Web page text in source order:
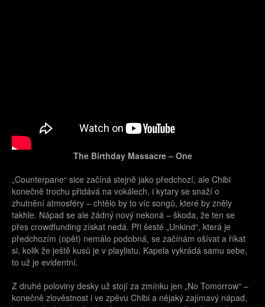
The Birthday Massacre – One
„Counterpane“ sice začíná stejně jako předchozí, ale Chibi
konečně trochu přidává na vokálech, i kytary se snaží o
zhutnění atmosféry – chtělo by to víc songů, které by zněly
takhle. Nápad se ale žádný nový nekoná – škoda, že ten se
přes crowdfunding získat nedá. Při šesté „Unkind“, která je
předchozím (opět) nemálo podobná, se začínám ošívat a říkat
si, kolik že ještě kusů je v playlistu. Kapela vykrádá samu sebe,
to už je evidentní.
Z druhé poloviny desky už stojí za zmínku jen „No Tomorrow“ –
konečně zlověstnost i ve zpěvu Chibi a nějaký zajímavý nápad,